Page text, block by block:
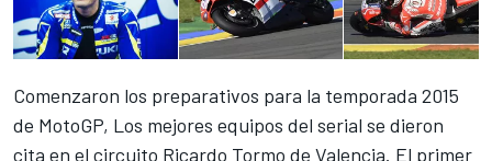
Comenzaron los preparativos para la temporada 2015
de MotoGP, Los mejores equipos del serial se dieron
cita en el circuito Ricardo Tormo de Valencia. El primer